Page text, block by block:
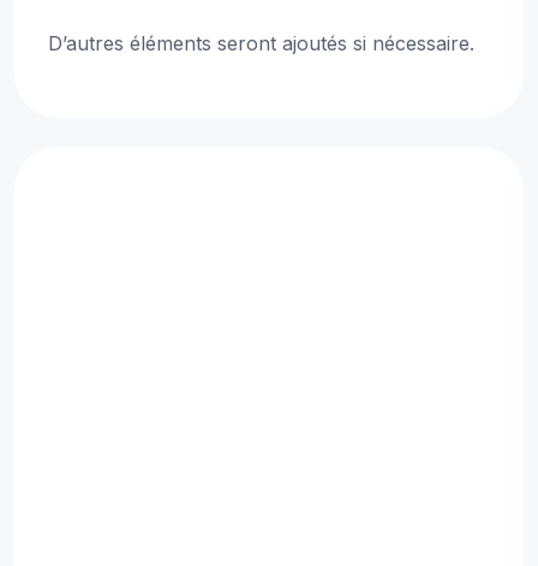
D’autres éléments seront ajoutés si nécessaire.